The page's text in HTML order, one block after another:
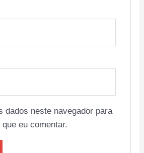
dados neste navegador para
eu comentar.